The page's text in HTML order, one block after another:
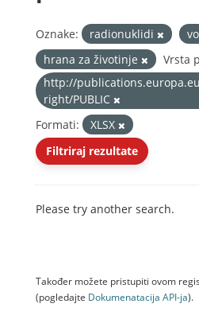
Oznake: radionuklidi
hrana za životinje
Vrsta
http://
right/PUBLIC
Formati:
XLSX
Filtriraj rezultate
Please try another search.
Također možete pristupiti ovom
(pogledajte Dokumenаtаcijа API-jа).